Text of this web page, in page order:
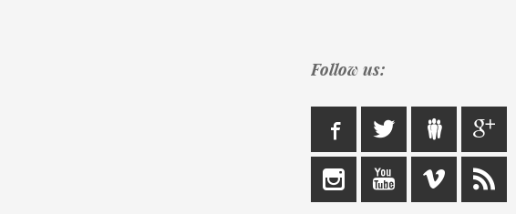
Follow us: